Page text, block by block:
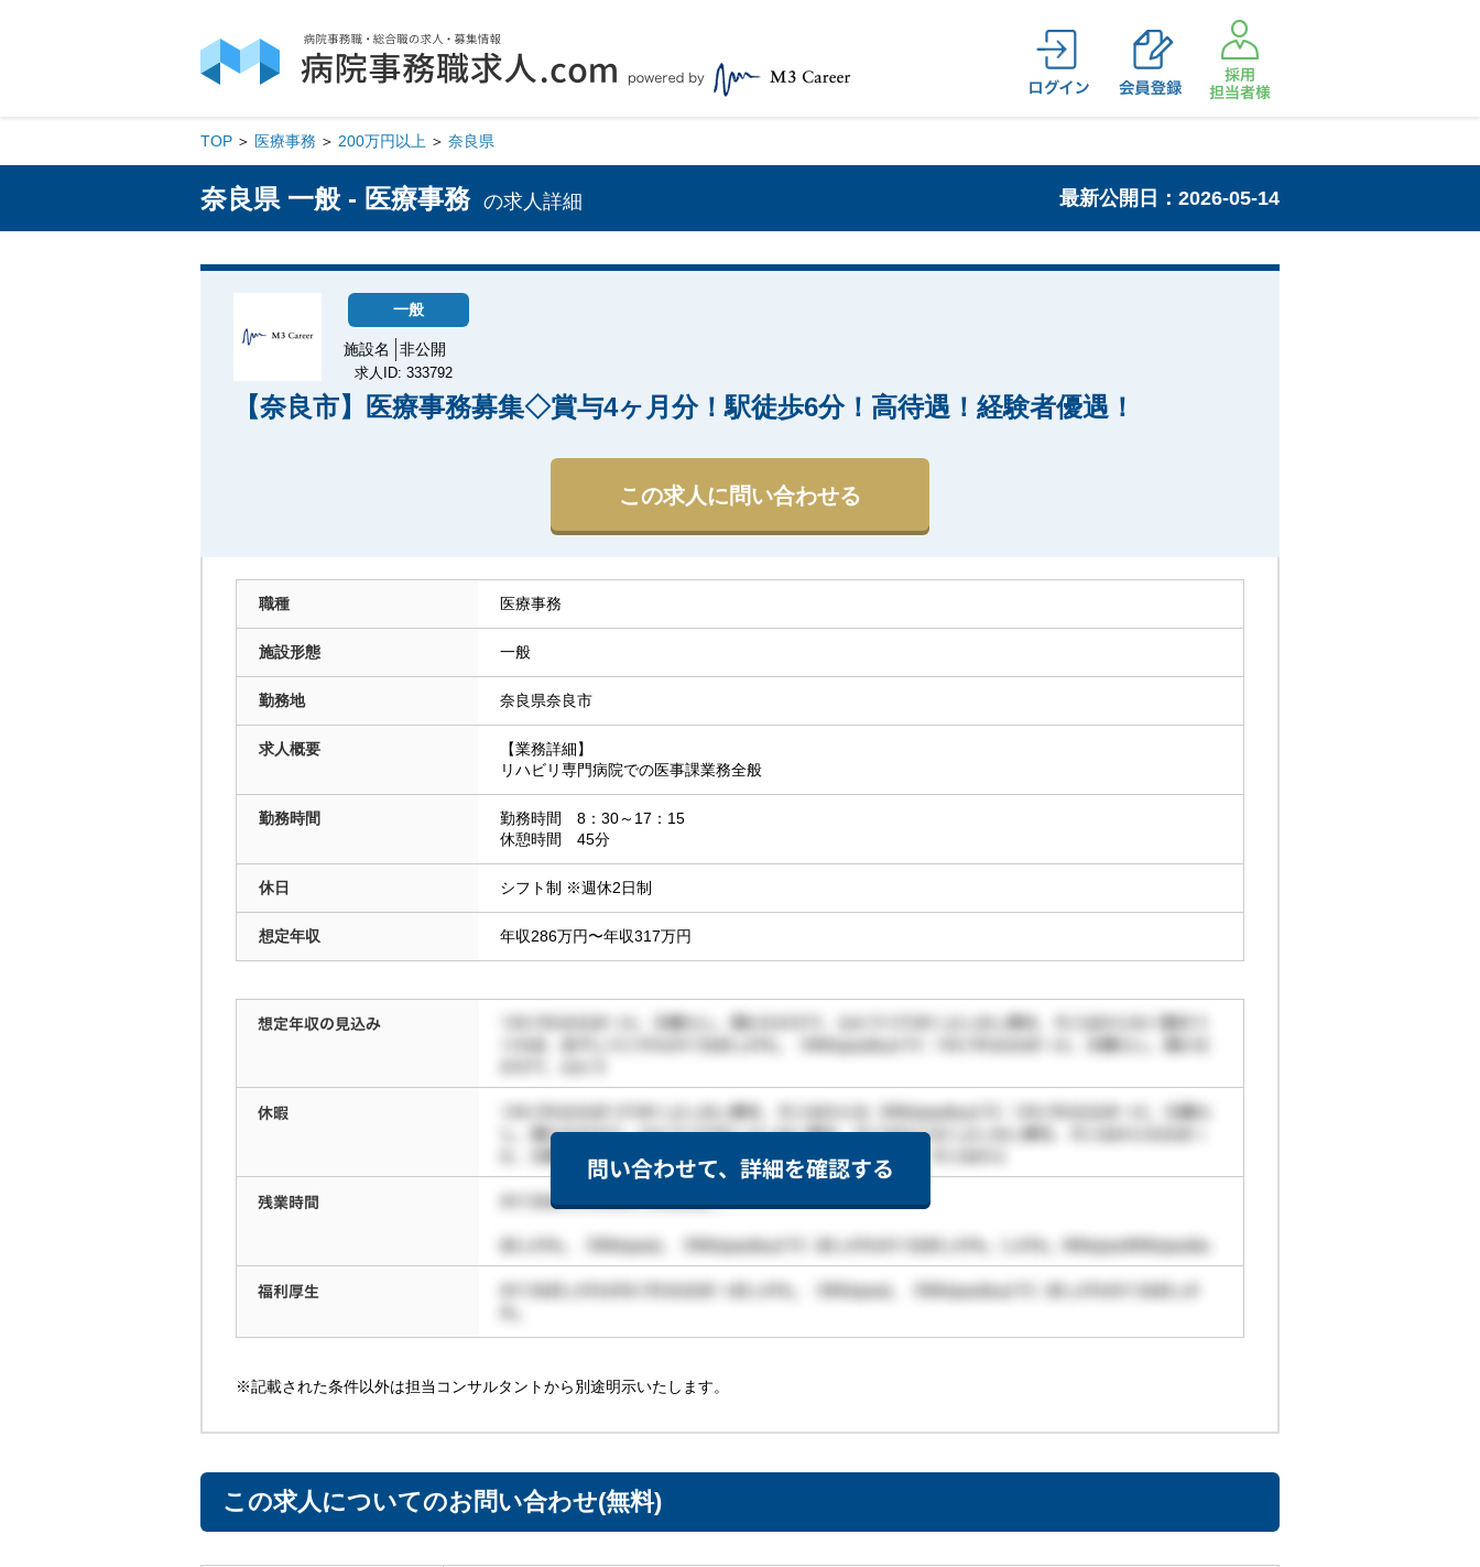
TOP 医療事務 200万円以上 奈良県
奈良県 一般 - 医療事務 の求人詳細 最新公開日：2026-05-14
一般
施設名 非公開
求人ID: 333792
【奈良市】医療事務募集◇賞与4ヶ月分！駅徒歩6分！高待遇！経験者優遇！
この求人に問い合わせる
職種 医療事務
施設形態 一般
勤務地 奈良県奈良市
求人概要
【業務詳細】
リハビリ専門病院での医事課業務全般
勤務時間
勤務時間　8：30～17：15
休憩時間　45分
休日 シフト制 ※週休2日制
想定年収 年収286万円〜年収317万円
※記載された条件以外は担当コンサルタントから別途明示いたします。
この求人についてのお問い合わせ(無料)